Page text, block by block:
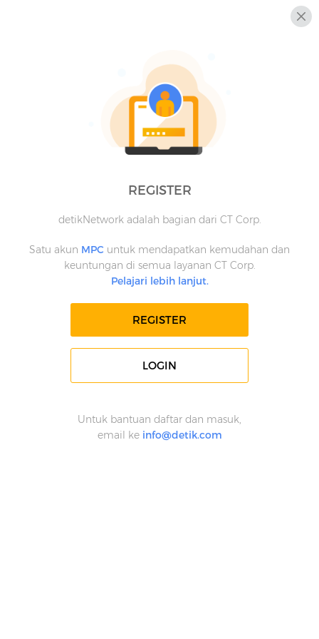
REGISTER
detikNetwork adalah bagian dari CT Corp.
Satu akun MPC untuk mendapatkan kemudahan dan
keuntungan di semua layanan CT Corp.
Pelajari lebih lanjut.
REGISTER
LOGIN
Untuk bantuan daftar dan masuk,
email ke info@detik.com